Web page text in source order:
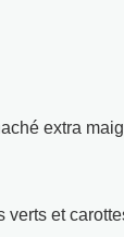
extra
verts et